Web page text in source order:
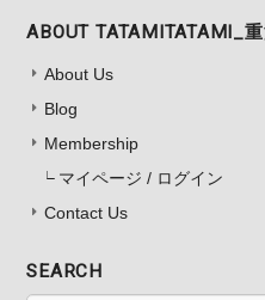
ABOUT TATAMITATAMI_
About Us
Blog
Membership
マイページ / ログイン
Contact Us
SEARCH